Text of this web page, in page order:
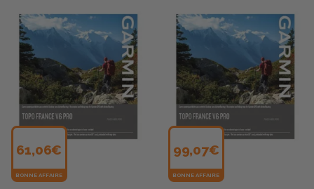
61,06€
BONNE AFFAIRE
99,07€
BONNE AFFAIRE